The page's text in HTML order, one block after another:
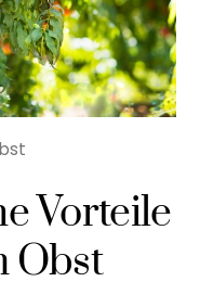
Vorteile
Obst